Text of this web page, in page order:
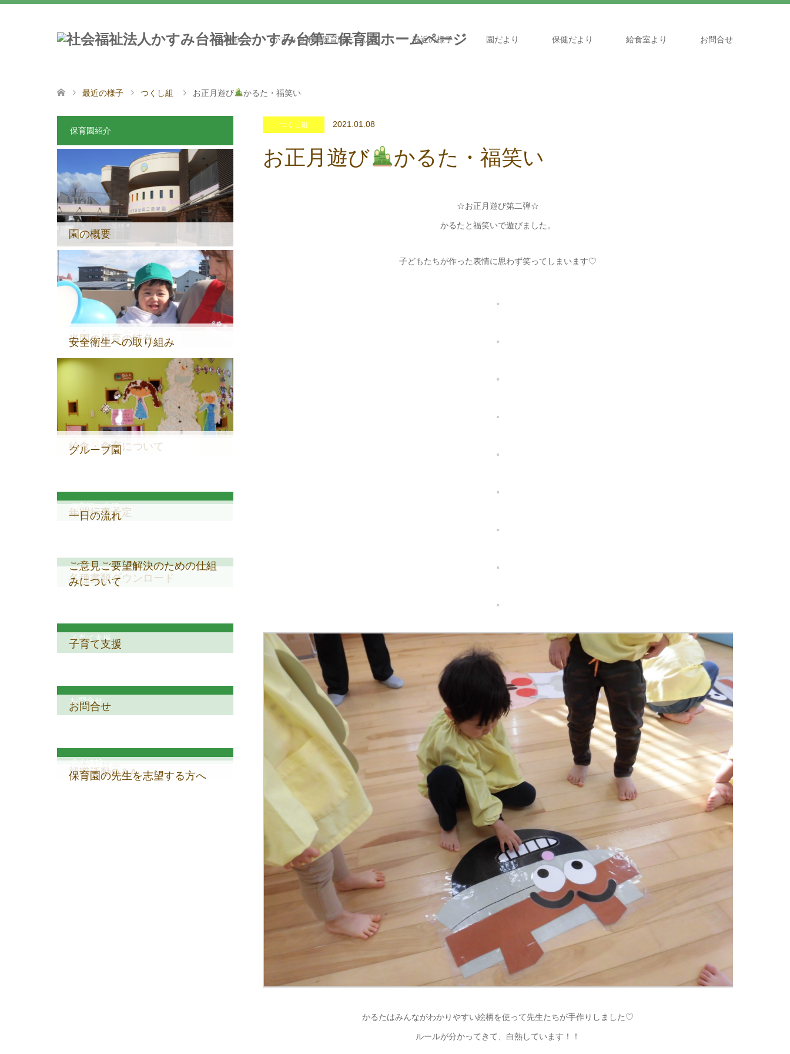
HOME かすみ台第二保育園について 最近の様子 園だより 保健だより 給食室より お問合せ
最近の様子 つくし組 お正月遊び かるた・福笑い
つくし組 2021.01.08
お正月遊び かるた・福笑い
☆お正月遊び第二弾☆
かるたと福笑いで遊びました。
子どもたちが作った表情に思わず笑ってしまいます♡
かるたはみんながわかりやすい絵柄を使って先生たちが手作りしました♡
ルールが分かってきて、白熱しています！！
保育園紹介
園の概要
保育目標・方針
当園の保育の特色
安全衛生への取り組み
恵まれた環境
給食・食育について
グループ園
保育園の生活
年間行事予定
一日の流れ
保護者向けコンテンツ
各種書類ダウンロード
ご意見ご要望解決のための仕組
みについて
子育て支援
子育て支援
お問合せ
お問合せ
求人情報
保育士募集
就職活動Q＆A
保育園の先生を志望する方へ